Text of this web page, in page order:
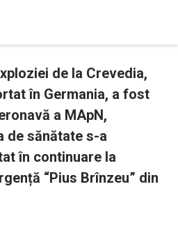
de la Crevedia,
în Germania, a fost
a MApN,
de sănătate s-a
în continuare la
“Pius Brînzeu” din